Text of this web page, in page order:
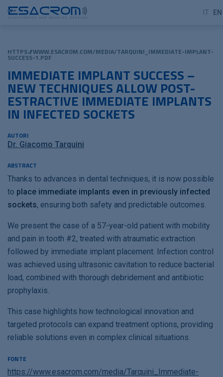
IT EN
HTTPS://WWW.ESACROM.COM/MEDIA/TARQUINI_IMMEDIATE-IMPLANT-
SUCCESS-1.PDF
IMMEDIATE IMPLANT SUCCESS –
NEW TECHNIQUES ALLOW POST-
ESTRACTIVE IMMEDIATE IMPLANTS
IN INFECTED SOCKETS
AUTORI
Dr. Giacomo Tarquini
ABSTRACT
Thanks to advances in dental techniques, it is now possible
to place immediate implants even in previously infected
sockets, ensuring both safety and predictable outcomes.
We present the case of a 57-year-old patient with mobility
and pain in tooth #2, treated with atraumatic extraction
followed by immediate implant placement. Infection control
was achieved using ultrasonic cavitation to reduce bacterial
load, combined with thorough debridement and antibiotic
prophylaxis.
This case highlights how technological innovation and
targeted protocols can expand treatment options, providing
reliable solutions even in complex clinical situations.
FONTE
https://www.esacrom.com/media/Tarquini_Immediate-